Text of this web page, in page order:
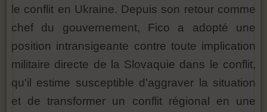
le conflit en Ukraine. Depuis son retour comme
chef du gouvernement, Fico a adopté une
position intransigeante contre toute implication
militaire directe de la Slovaquie dans le conflit,
qu'il estime susceptible d'aggraver la situation
et de transformer un conflit régional en une